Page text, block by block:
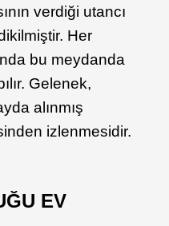
verdiği utancı
Her
bu meydanda
Gelenek,
alınmış
izlenmesidir.
EV